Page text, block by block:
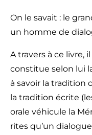
On le savait : le
un homme de
A travers à ce livre,
constitue selon lui
à savoir la tradition
la tradition écrite
orale véhicule la
rites qu’un